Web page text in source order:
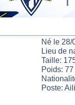
Né le 28/
Lieu de
Taille:
Poids:
Poste: